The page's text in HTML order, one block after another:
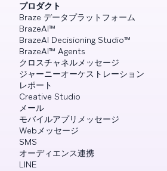
プロダクト
Braze データプラットフォーム
BrazeAI™
BrazeAI Decisioning Studio™
BrazeAI™ Agents
クロスチャネルメッセージ
ジャーニーオーケストレーション
レポート
Creative Studio
メール
モバイルアプリメッセージ
Webメッセージ
SMS
オーディエンス連携
LINE